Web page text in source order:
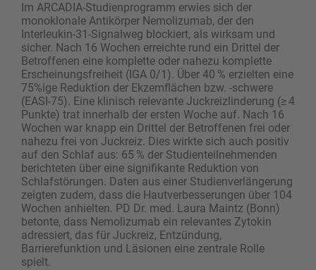
Im ARCADIA-Studienprogramm erwies sich der
monoklonale Antikörper Nemolizumab, der den
Interleukin-31-Signalweg blockiert, als wirksam und
sicher. Nach 16 Wochen erreichte rund ein Drittel der
Betroffenen eine komplette oder nahezu komplette
Erscheinungsfreiheit (IGA 0/1). Über 40 % erzielten eine
75%ige Reduktion der Ekzemflächen bzw. -schwere
(EASI‑75). Eine klinisch relevante Juckreizlinderung (≥ 4
Punkte) trat innerhalb der ersten Woche auf. Nach 16
Wochen war knapp ein Drittel der Betroffenen frei oder
nahezu frei von Juckreiz. Dies wirkte sich auch positiv
auf den Schlaf aus: 65 % der Studienteilnehmenden
berichteten über eine signifikante Reduktion von
Schlafstörungen. Daten aus einer Studienverlängerung
zeigten zudem, dass die Hautverbesserungen über 104
Wochen anhielten. PD Dr. med. Laura Maintz (Bonn)
betonte, dass Nemolizumab ein relevantes Zytokin
adressiert, das für Juckreiz, Entzündung,
Barrierefunktion und Läsionen eine zentrale Rolle
spielt.